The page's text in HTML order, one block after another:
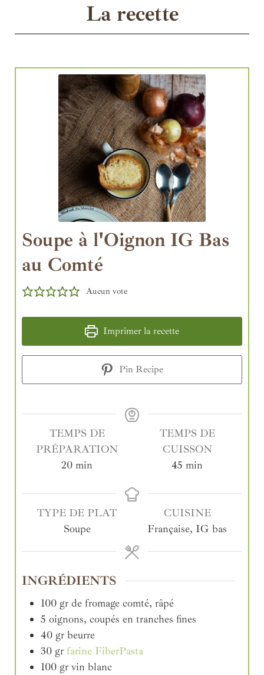
La recette
Soupe à l'Oignon IG Bas
au Comté
Aucun vote
Imprimer la recette
Pin Recipe
TEMPS DE
PRÉPARATION
20 min
TEMPS DE
CUISSON
45 min
TYPE DE PLAT
Soupe
CUISINE
Française, IG bas
INGRÉDIENTS
100 gr de fromage comté, râpé
5 oignons, coupés en tranches fines
40 gr beurre
30 gr farine FiberPasta
100 gr vin blanc